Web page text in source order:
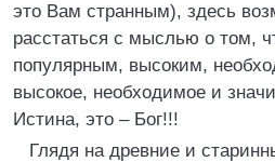
это Вам странным), здесь
расстаться с мыслью о том,
популярным, высоким,
высокое, необходимое и
Истина, это – Бог!!!
Глядя на древние и